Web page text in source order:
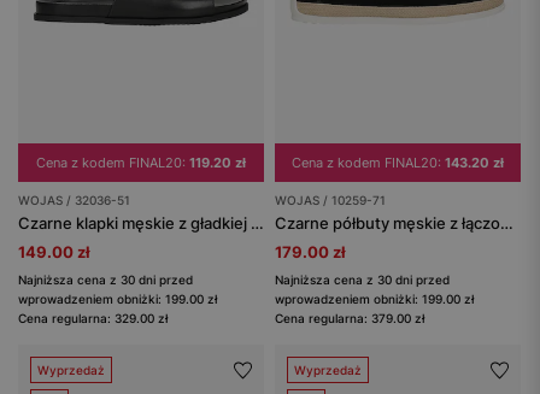
Cena z kodem FINAL20: 119.20 zł
WOJAS / 32036-51
Czarne klapki męskie z gładkiej skóry licowej
149.00 zł
Najniższa cena z 30 dni przed
wprowadzeniem obniżki: 199.00 zł
Cena regularna: 329.00 zł
Cena z kodem FINAL20: 143.20 zł
WOJAS / 10259-71
Czarne półbuty męskie z łączonych skór
179.00 zł
Najniższa cena z 30 dni przed
wprowadzeniem obniżki: 199.00 zł
Cena regularna: 379.00 zł
Wyprzedaż Wyprzedaż